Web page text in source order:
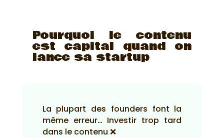
Pourquoi le contenu
est capital quand on
lance sa startup
La plupart des founders font la
même erreur… Investir trop tard
dans le contenu ❌